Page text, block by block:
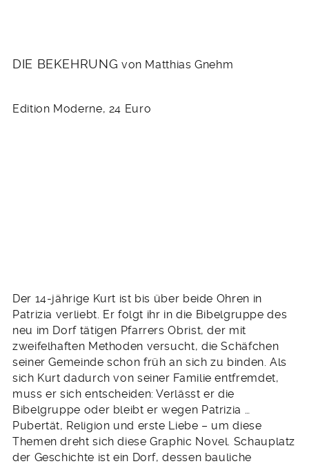
DIE BEKEHRUNG von Matthias Gnehm
Edition Moderne, 24 Euro
Der 14-jährige Kurt ist bis über beide Ohren in
Patrizia verliebt. Er folgt ihr in die Bibelgruppe des
neu im Dorf tätigen Pfarrers Obrist, der mit
zweifelhaften Methoden versucht, die Schäfchen
seiner Gemeinde schon früh an sich zu binden. Als
sich Kurt dadurch von seiner Familie entfremdet,
muss er sich entscheiden: Verlässt er die
Bibelgruppe oder bleibt er wegen Patrizia …
Pubertät, Religion und erste Liebe – um diese
Themen dreht sich diese Graphic Novel. Schauplatz
der Geschichte ist ein Dorf, dessen bauliche